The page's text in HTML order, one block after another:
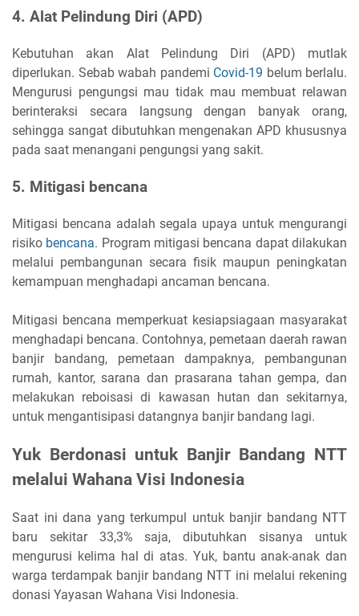
4. Alat Pelindung Diri (APD)
Kebutuhan akan Alat Pelindung Diri (APD) mutlak
diperlukan. Sebab wabah pandemi Covid-19 belum berlalu.
Mengurusi pengungsi mau tidak mau membuat relawan
berinteraksi secara langsung dengan banyak orang,
sehingga sangat dibutuhkan mengenakan APD khususnya
pada saat menangani pengungsi yang sakit.
5. Mitigasi bencana
Mitigasi bencana adalah segala upaya untuk mengurangi
risiko bencana. Program mitigasi bencana dapat dilakukan
melalui pembangunan secara fisik maupun peningkatan
kemampuan menghadapi ancaman bencana.
Mitigasi bencana memperkuat kesiapsiagaan masyarakat
menghadapi bencana. Contohnya, pemetaan daerah rawan
banjir bandang, pemetaan dampaknya, pembangunan
rumah, kantor, sarana dan prasarana tahan gempa, dan
melakukan reboisasi di kawasan hutan dan sekitarnya,
untuk mengantisipasi datangnya banjir bandang lagi.
Yuk Berdonasi untuk Banjir Bandang NTT
melalui Wahana Visi Indonesia
Saat ini dana yang terkumpul untuk banjir bandang NTT
baru sekitar 33,3% saja, dibutuhkan sisanya untuk
mengurusi kelima hal di atas. Yuk, bantu anak-anak dan
warga terdampak banjir bandang NTT ini melalui rekening
donasi Yayasan Wahana Visi Indonesia.